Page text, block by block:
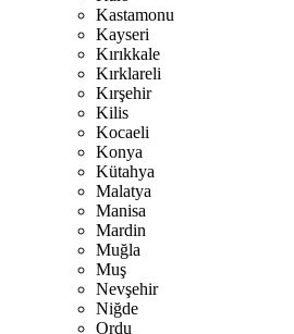
Kastamonu
Kayseri
Kırıkkale
Kırklareli
Kırşehir
Kilis
Kocaeli
Konya
Kütahya
Malatya
Manisa
Mardin
Muğla
Muş
Nevşehir
Niğde
Ordu